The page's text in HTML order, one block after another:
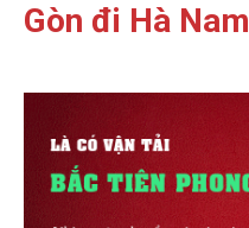
Gòn đi Hà Nam